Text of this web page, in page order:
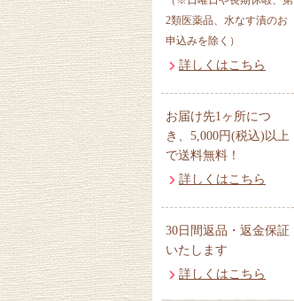
2類医薬品、水なす漬のお
申込みを除く）
詳しくはこちら
お届け先1ヶ所につ
き、5,000円(税込)以上
で送料無料！
詳しくはこちら
30日間返品・返金保証
いたします
詳しくはこちら